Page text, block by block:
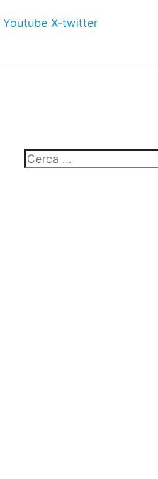
Youtube X-twitter